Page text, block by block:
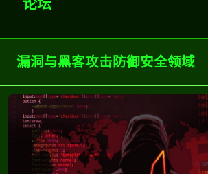
漏洞与黑客攻击防御安全领域
黑客攻防业务合作